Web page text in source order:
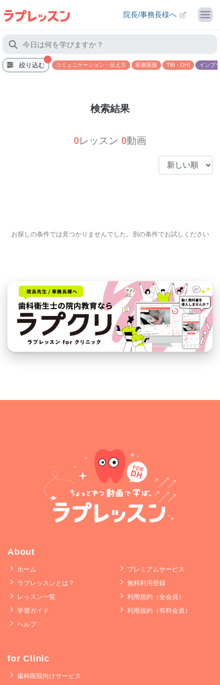
院長/事務長様へ
絞り込む コミュニケーション・伝え方 医療面接 TBI・OHI インプ
検索結果
0レッスン 0動画
お探しの条件では見つかりませんでした。別の条件でお試しください
About
ホーム
ラプレッスンとは？
レッスン一覧
学習ガイド
ヘルプ
プレミアムサービス
無料利用登録
利用規約（全会員）
利用規約（有料会員）
for Clinic
歯科医院向けサービス